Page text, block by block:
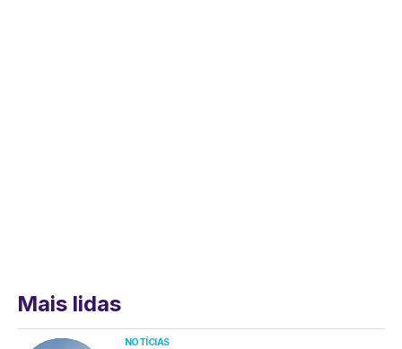
Mais lidas
NOTÍCIAS